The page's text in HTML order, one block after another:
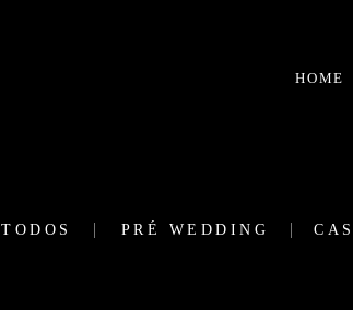
HOME
TODOS PRÉ WEDDING